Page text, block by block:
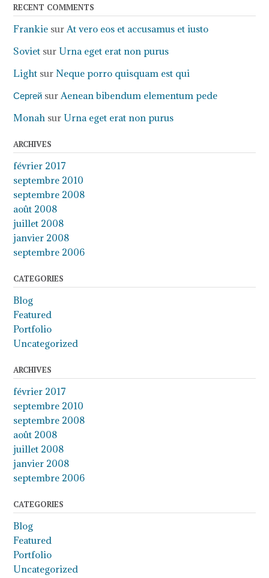
RECENT COMMENTS
Frankie sur At vero eos et accusamus et iusto
Soviet sur Urna eget erat non purus
Light sur Neque porro quisquam est qui
Сергей sur Aenean bibendum elementum pede
Monah sur Urna eget erat non purus
ARCHIVES
février 2017
septembre 2010
septembre 2008
août 2008
juillet 2008
janvier 2008
septembre 2006
CATEGORIES
Blog
Featured
Portfolio
Uncategorized
ARCHIVES
février 2017
septembre 2010
septembre 2008
août 2008
juillet 2008
janvier 2008
septembre 2006
CATEGORIES
Blog
Featured
Portfolio
Uncategorized